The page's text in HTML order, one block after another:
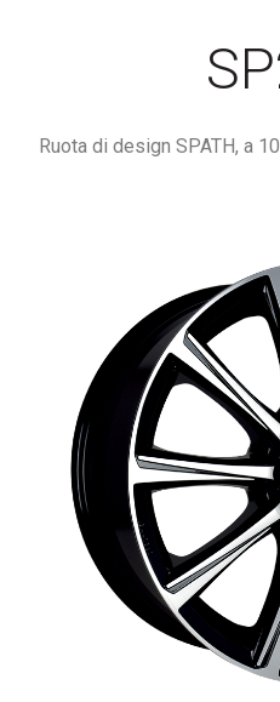
SP
Ruota di design SPATH, a